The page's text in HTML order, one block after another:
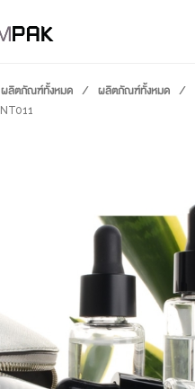
ผลิตภัณฑ์ทั้งหมด / ผลิตภัณฑ์ทั้งหมด /
NT011